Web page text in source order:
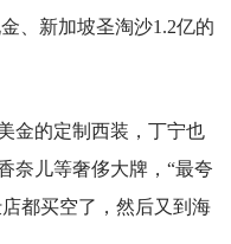
、新加坡圣淘沙1.2亿的
金的定制西装，丁宁也
奈儿等奢侈大牌，“最夸
都买空了，然后又到海